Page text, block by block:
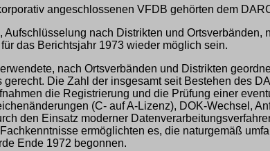
angeschlossenen VFDB gehörten dem
Aufschlüsselung nach Distrikten und
das Berichtsjahr 1973 wieder möglich sein.
nach Ortsverbänden und Distrikten
Die Zahl der insgesamt seit Bestehen des
die Registrierung und die Prüfung einer
(C- auf A-Lizenz), DOK-Wechsel,
den Einsatz moderner
ermöglichten es, die naturgemäß
Ende 1972 begonnen.